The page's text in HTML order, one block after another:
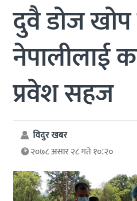
दुवै डोज
नेपालीलाई
प्रवेश सहज
विदुर खबर
२०७८ असार २८ गते १०:२०